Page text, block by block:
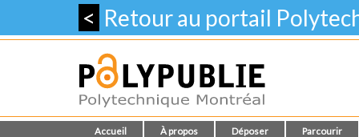
< Retour au portail
Accueil À propos Déposer Parcourir